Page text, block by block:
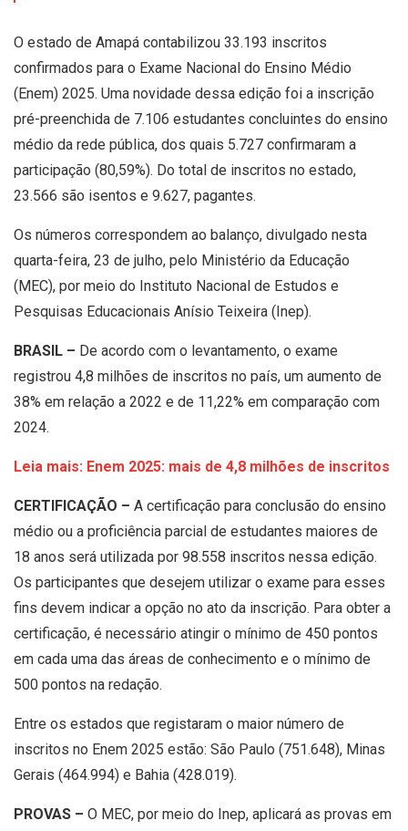
O estado de Amapá contabilizou 33.193 inscritos
confirmados para o Exame Nacional do Ensino Médio
(Enem) 2025. Uma novidade dessa edição foi a inscrição
pré-preenchida de 7.106 estudantes concluintes do ensino
médio da rede pública, dos quais 5.727 confirmaram a
participação (80,59%). Do total de inscritos no estado,
23.566 são isentos e 9.627, pagantes.
Os números correspondem ao balanço, divulgado nesta
quarta-feira, 23 de julho, pelo Ministério da Educação
(MEC), por meio do Instituto Nacional de Estudos e
Pesquisas Educacionais Anísio Teixeira (Inep).
BRASIL – De acordo com o levantamento, o exame
registrou 4,8 milhões de inscritos no país, um aumento de
38% em relação a 2022 e de 11,22% em comparação com
2024.
Leia mais: Enem 2025: mais de 4,8 milhões de inscritos
CERTIFICAÇÃO – A certificação para conclusão do ensino
médio ou a proficiência parcial de estudantes maiores de
18 anos será utilizada por 98.558 inscritos nessa edição.
Os participantes que desejem utilizar o exame para esses
fins devem indicar a opção no ato da inscrição. Para obter a
certificação, é necessário atingir o mínimo de 450 pontos
em cada uma das áreas de conhecimento e o mínimo de
500 pontos na redação.
Entre os estados que registaram o maior número de
inscritos no Enem 2025 estão: São Paulo (751.648), Minas
Gerais (464.994) e Bahia (428.019).
PROVAS – O MEC, por meio do Inep, aplicará as provas em